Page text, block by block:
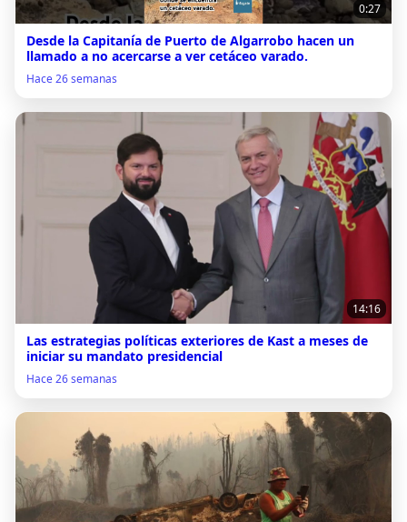
0:27
Desde la Capitanía de Puerto de Algarrobo hacen un
llamado a no acercarse a ver cetáceo varado.
Hace 26 semanas
14:16
Las estrategias políticas exteriores de Kast a meses de
iniciar su mandato presidencial
Hace 26 semanas